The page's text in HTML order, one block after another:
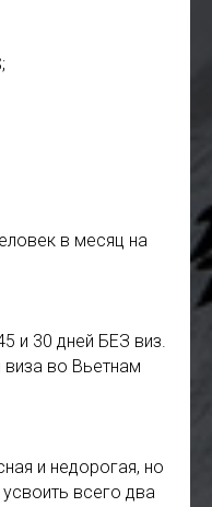
в месяц на
и 30 дней БЕЗ виз.
виза во Вьетнам
и недорогая, но
всего два